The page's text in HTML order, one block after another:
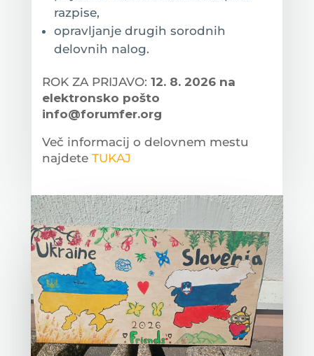
razpise,
opravljanje drugih sorodnih
delovnih nalog.
ROK ZA PRIJAVO: 12. 8. 2026 na
elektronsko pošto
info@forumfer.org
Več informacij o delovnem mestu
najdete TUKAJ